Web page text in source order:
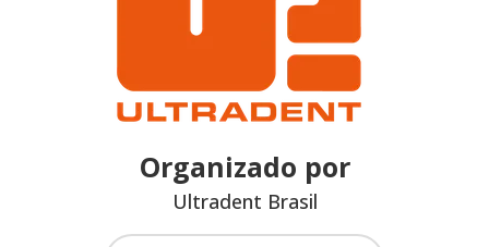
Organizado por
Ultradent Brasil